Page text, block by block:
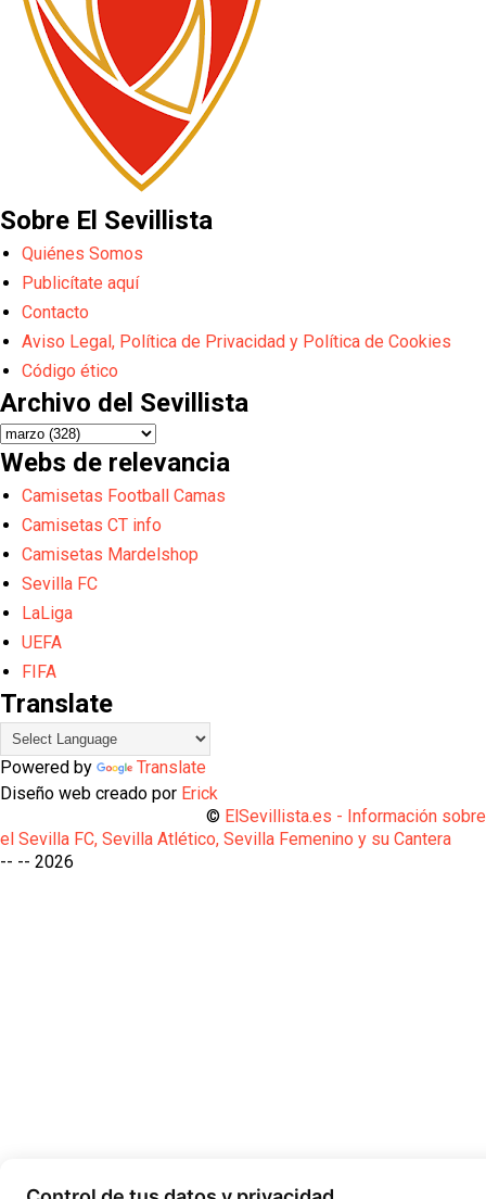
Sobre El Sevillista
Quiénes Somos
Publicítate aquí
Contacto
Aviso Legal, Política de Privacidad y Política de Cookies
Código ético
Archivo del Sevillista
Webs de relevancia
Camisetas Football Camas
Camisetas CT info
Camisetas Mardelshop
Sevilla FC
LaLiga
UEFA
FIFA
Translate
Powered by
Translate
Diseño web creado por Erick
© ElSevillista.es - Información sobre
el Sevilla FC, Sevilla Atlético, Sevilla Femenino y su Cantera
-- -- 2026